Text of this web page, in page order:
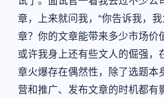
章，上来就问我，“你告诉我，
章？你的文章能带来多少市场价
或许我身上还有些文人的倔强，
章火爆存在偶然性，除了选题本
营和推广、发布文章的时机都有